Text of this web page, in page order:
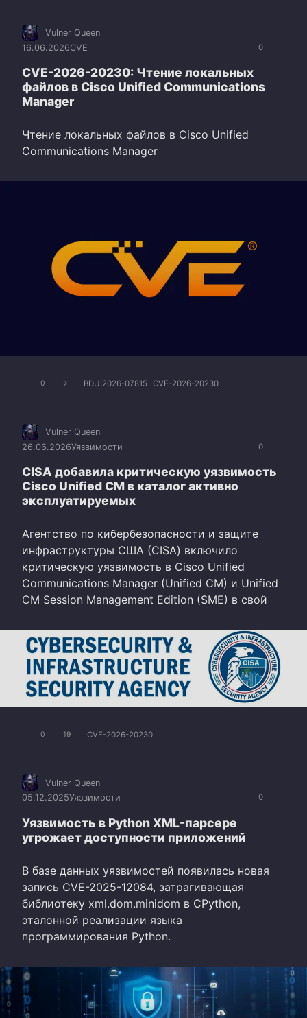
0
Vulner Queen
16.06.2026CVE
CVE-2026-20230: Чтение локальных
файлов в Cisco Unified Communications
Manager
Чтение локальных файлов в Cisco Unified
Communications Manager
0 2 BDU:2026-07815 CVE-2026-20230
0
Vulner Queen
26.06.2026Уязвимости
CISA добавила критическую уязвимость
Cisco Unified CM в каталог активно
эксплуатируемых
Агентство по кибербезопасности и защите
инфраструктуры США (CISA) включило
критическую уязвимость в Cisco Unified
Communications Manager (Unified CM) и Unified
CM Session Management Edition (SME) в свой
0 19 CVE-2026-20230
0
Vulner Queen
05.12.2025Уязвимости
Уязвимость в Python XML-парсере
угрожает доступности приложений
В базе данных уязвимостей появилась новая
запись CVE-2025-12084, затрагивающая
библиотеку xml.dom.minidom в CPython,
эталонной реализации языка
программирования Python.